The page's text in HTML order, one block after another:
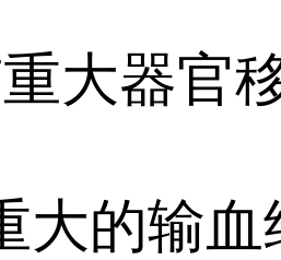
大器官
大的输